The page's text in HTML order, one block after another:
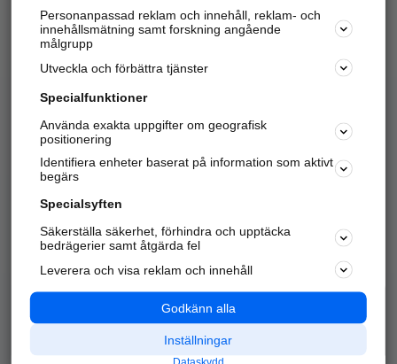
Hitta telefonnummer, adresser, företagsinfo mm.
Marknadsför företaget
Kom igång och annonsera mot
samarbetspartners nära dig.
Alla kategorier
Populära sökningar
API & Kartor
Annonsera
Integritet
Nödnummer
Personanpassad reklam och innehåll, reklam- och
innehållsmätning samt forskning angående
målgrupp
Utveckla och förbättra tjänster
Specialfunktioner
Använda exakta uppgifter om geografisk
positionering
Identifiera enheter baserat på information som aktivt
begärs
Specialsyften
Säkerställa säkerhet, förhindra och upptäcka
bedrägerier samt åtgärda fel
Leverera och visa reklam och innehåll
Godkänn alla
Inställningar
Dataskydd